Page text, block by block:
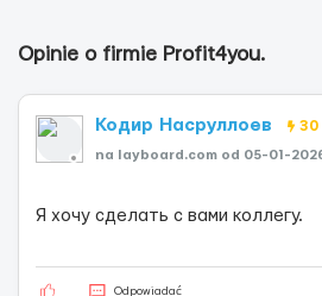
Opinie o firmie Profit4you.
Кодир Насруллоев 30
na layboard.com od 05-01-
Я хочу сделать с вами коллегу.
Odpowiadać